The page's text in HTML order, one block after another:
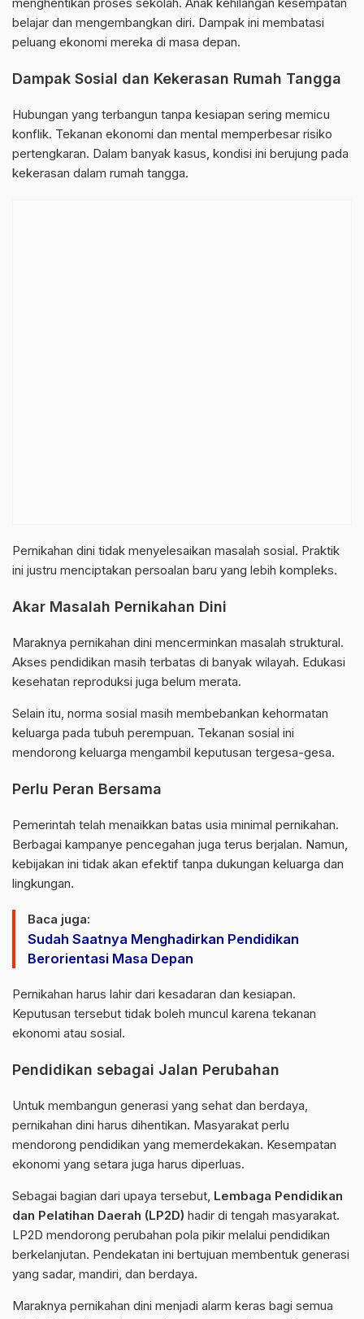
belajar dan mengembangkan diri. Dampak ini membatasi
peluang ekonomi mereka di masa depan.
Dampak Sosial dan Kekerasan Rumah Tangga
Hubungan yang terbangun tanpa kesiapan sering memicu
konflik. Tekanan ekonomi dan mental memperbesar risiko
pertengkaran. Dalam banyak kasus, kondisi ini berujung pada
kekerasan dalam rumah tangga.
Pernikahan dini tidak menyelesaikan masalah sosial. Praktik
ini justru menciptakan persoalan baru yang lebih kompleks.
Akar Masalah Pernikahan Dini
Maraknya pernikahan dini mencerminkan masalah struktural.
Akses pendidikan masih terbatas di banyak wilayah. Edukasi
kesehatan reproduksi juga belum merata.
Selain itu, norma sosial masih membebankan kehormatan
keluarga pada tubuh perempuan. Tekanan sosial ini
mendorong keluarga mengambil keputusan tergesa-gesa.
Perlu Peran Bersama
Pemerintah telah menaikkan batas usia minimal pernikahan.
Berbagai kampanye pencegahan juga terus berjalan. Namun,
kebijakan ini tidak akan efektif tanpa dukungan keluarga dan
lingkungan.
Baca juga:
Sudah Saatnya Menghadirkan Pendidikan
Berorientasi Masa Depan
Pernikahan harus lahir dari kesadaran dan kesiapan.
Keputusan tersebut tidak boleh muncul karena tekanan
ekonomi atau sosial.
Pendidikan sebagai Jalan Perubahan
Untuk membangun generasi yang sehat dan berdaya,
pernikahan dini harus dihentikan. Masyarakat perlu
mendorong pendidikan yang memerdekakan. Kesempatan
ekonomi yang setara juga harus diperluas.
Sebagai bagian dari upaya tersebut, Lembaga Pendidikan
dan Pelatihan Daerah (LP2D) hadir di tengah masyarakat.
LP2D mendorong perubahan pola pikir melalui pendidikan
berkelanjutan. Pendekatan ini bertujuan membentuk generasi
yang sadar, mandiri, dan berdaya.
Maraknya pernikahan dini menjadi alarm keras bagi semua